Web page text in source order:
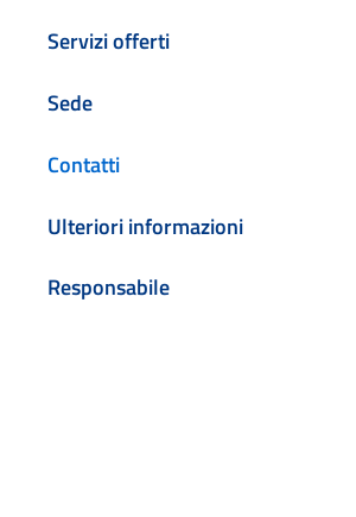
Servizi offerti
Sede
Contatti
Ulteriori informazioni
Responsabile